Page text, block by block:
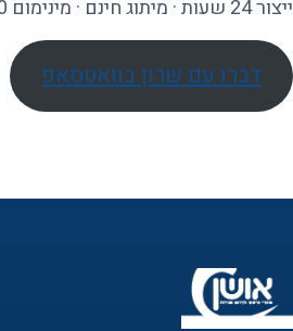
ייצור 24 שעות · מיתוג חינם · מינימום ₪1,000+מע״מ
דברו עם שרון בוואטסאפ